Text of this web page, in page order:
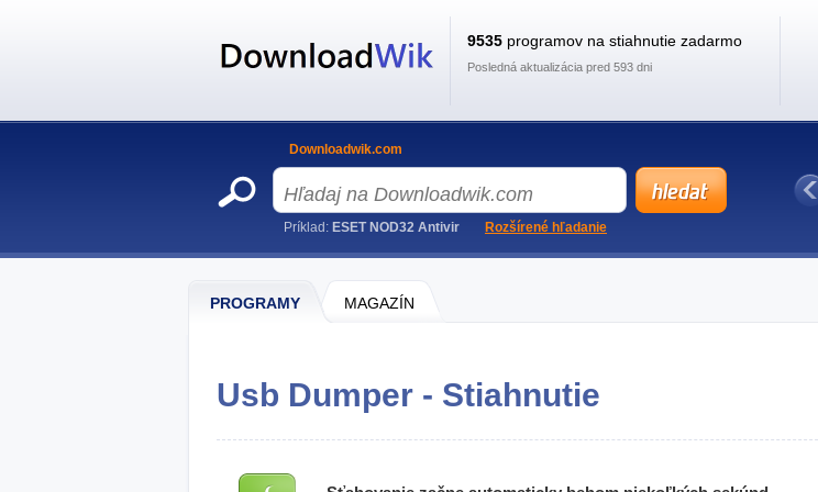
PROGRAMY MAGAZÍN
Usb Dumper - Stiahnutie
9535 programov na stiahnutie zadarmo
Posledná aktualizácia pred 593 dni
Downloadwik.com
Príklad: ESET NOD32 Antivir Rozšírené hľadanie